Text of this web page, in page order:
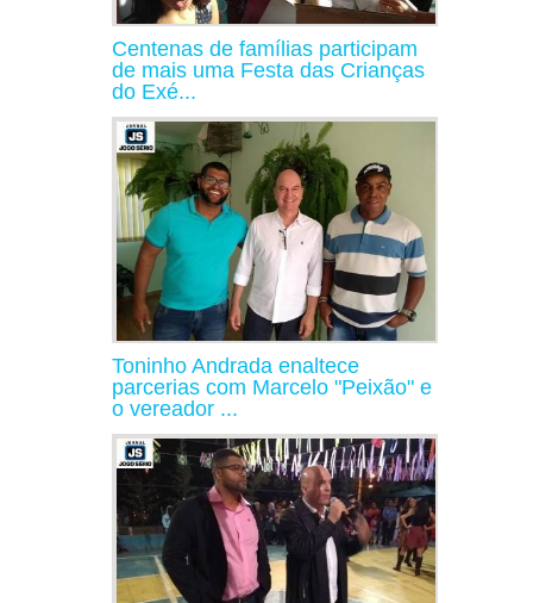
Centenas de famílias participam
de mais uma Festa das Crianças
do Exé...
Toninho Andrada enaltece
parcerias com Marcelo "Peixão" e
o vereador ...